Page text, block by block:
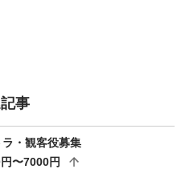
事
ラ・観客役募集
〜7000円